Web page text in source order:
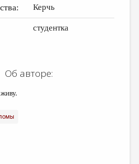
Керчь
студентка
Об авторе: